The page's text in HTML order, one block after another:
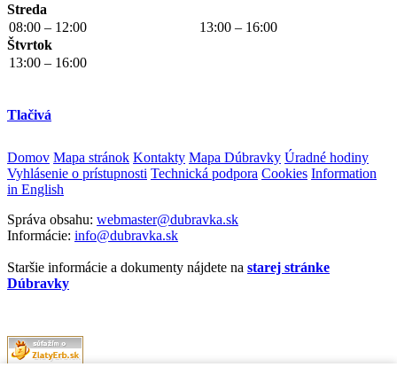
Streda
08:00 – 12:00
13:00 – 16:00
Štvrtok
13:00 – 16:00
Tlačivá
Domov Mapa stránok Kontakty Mapa Dúbravky Úradné hodiny
Vyhlásenie o prístupnosti Technická podpora Cookies Information
in English
Správa obsahu: webmaster@dubravka.sk
Informácie: info@dubravka.sk
Staršie informácie a dokumenty nájdete na starej stránke
Dúbravky